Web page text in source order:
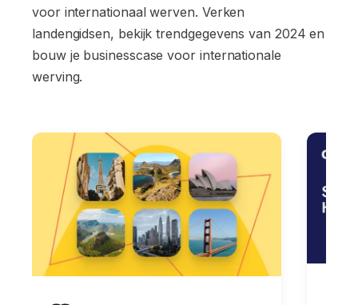
voor internationaal werven. Verken
landengidsen, bekijk trendgegevens van 2024 en
bouw je businesscase voor internationale
werving.